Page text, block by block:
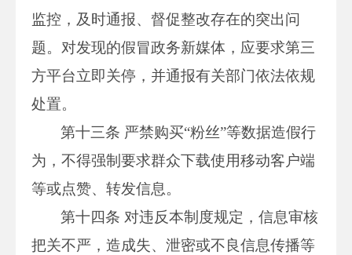
监控，及时通报、督促整改存在的突出问
题。对发现的假冒政务新媒体，应要求第三
方平台立即关停，并通报有关部门依法依规
处置。
第十三条 严禁购买“粉丝”等数据造假行
为，不得强制要求群众下载使用移动客户端
等或点赞、转发信息。
第十四条 对违反本制度规定，信息审核
把关不严，造成失、泄密或不良信息传播等